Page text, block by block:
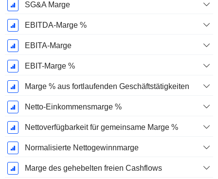
SG&A Marge
EBITDA-Marge %
EBITA-Marge
EBIT-Marge %
Marge % aus fortlaufenden Geschäftstätigkeiten
Netto-Einkommensmarge %
Nettoverfügbarkeit für gemeinsame Marge %
Normalisierte Nettogewinnmarge
Marge des gehebelten freien Cashflows